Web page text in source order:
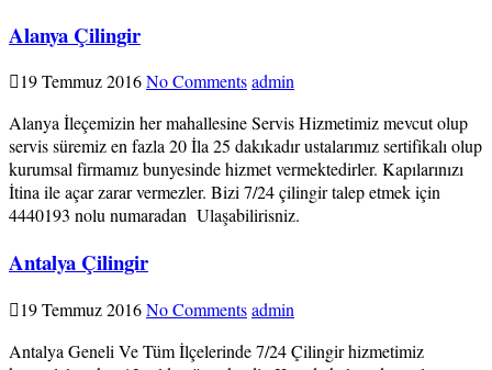
Alanya Çilingir
19 Temmuz 2016No Commentsadmin
Alanya İleçemizin her mahallesine Servis Hizmetimiz mevcut olup
servis süremiz en fazla 20 İla 25 dakıkadır ustalarımız sertifikalı olup
kurumsal firmamız bunyesinde hizmet vermektedirler. Kapılarınızı
İtina ile açar zarar vermezler. Bizi 7/24 çilingir talep etmek için
4440193 nolu numaradan Ulaşabilirisniz.
Antalya Çilingir
19 Temmuz 2016No Commentsadmin
Antalya Geneli Ve Tüm İlçelerinde 7/24 Çilingir hizmetimiz